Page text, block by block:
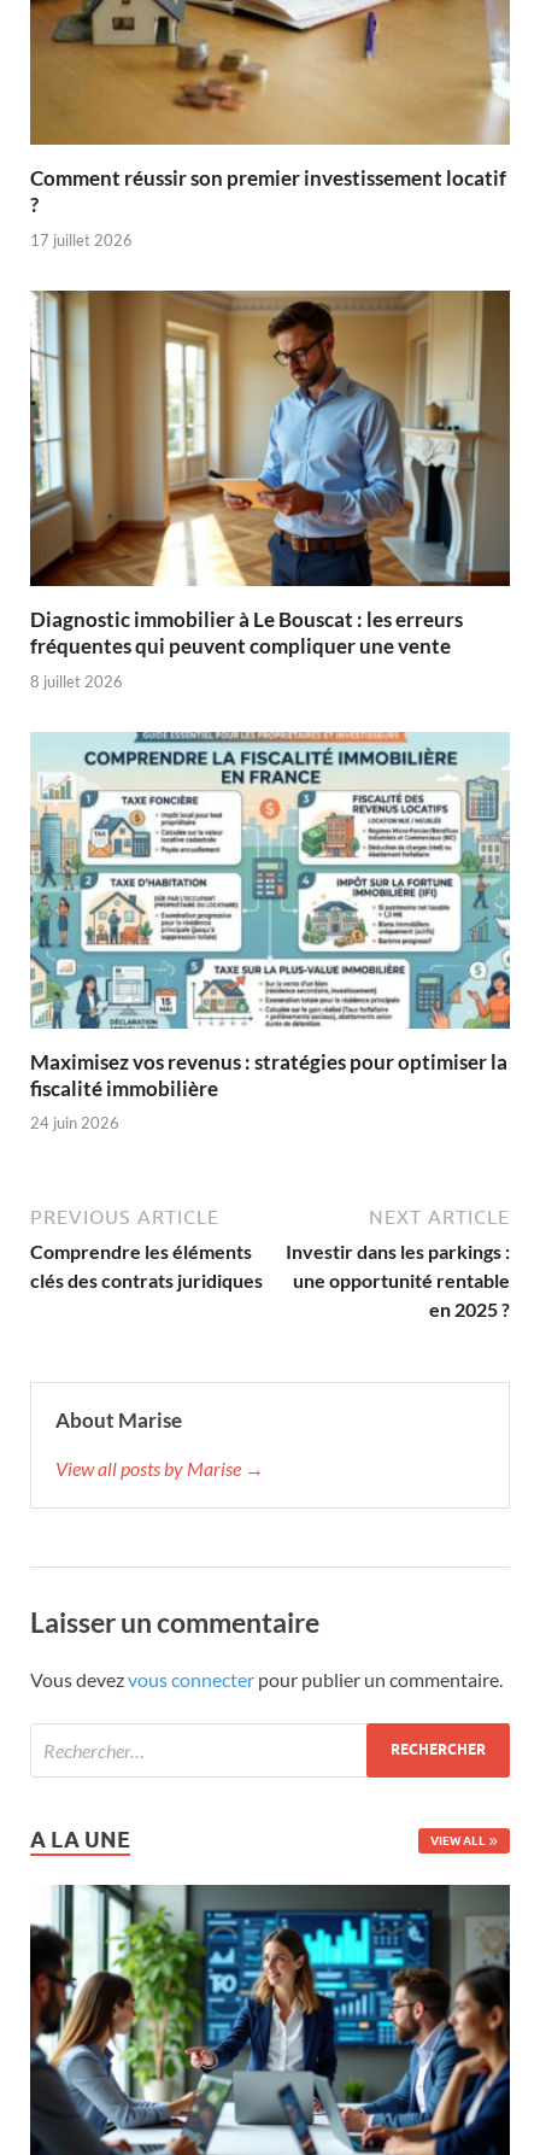
Comment réussir son premier investissement locatif
?
17 juillet 2026
Diagnostic immobilier à Le Bouscat : les erreurs
fréquentes qui peuvent compliquer une vente
8 juillet 2026
Maximisez vos revenus : stratégies pour optimiser la
fiscalité immobilière
24 juin 2026
PREVIOUS ARTICLE
Comprendre les éléments
clés des contrats juridiques
NEXT ARTICLE
Investir dans les parkings :
une opportunité rentable
en 2025 ?
About Marise
View all posts by Marise →
Laisser un commentaire
Vous devezvous connecter pour publier un commentaire.
A LA UNE VIEW ALL